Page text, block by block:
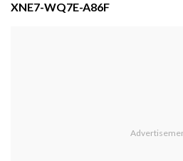
XNE7-WQ7E-A86F